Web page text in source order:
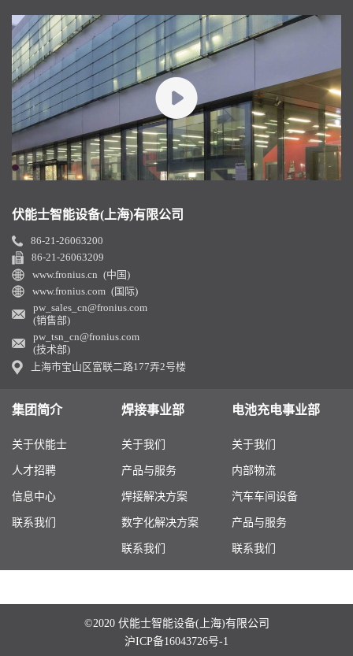
伏能士智能设备(上海)有限公司
86-21-26063200
86-21-26063209
www.fronius.cn (中国)
www.fronius.com (国际)
pw_sales_cn@fronius.com
(销售部)
pw_tsn_cn@fronius.com
(技术部)
上海市宝山区富联二路177弄2号楼
集团简介
关于伏能士
人才招聘
信息中心
联系我们
焊接事业部
关于我们
产品与服务
焊接解决方案
数字化解决方案
联系我们
电池充电事业部
关于我们
内部物流
汽车车间设备
产品与服务
联系我们
©2020 伏能士智能设备(上海)有限公司
沪ICP备16043726号-1